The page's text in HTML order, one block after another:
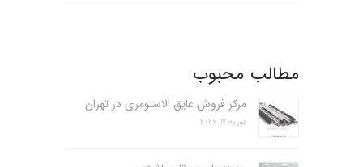
مطالب محبوب
مرکز فروش عایق الاستومری در تهران
فوریه 17, 2026